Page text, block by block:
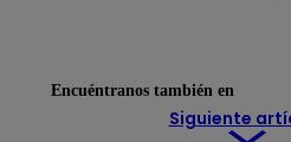
Siguiente
Encuéntranos también en